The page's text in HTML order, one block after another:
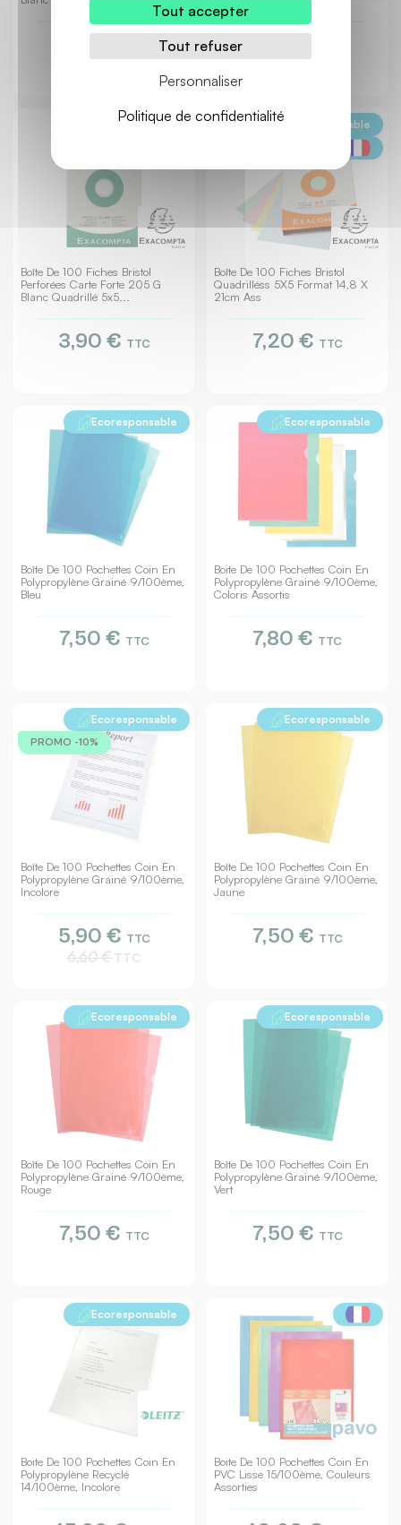
Tout accepter
Tout refuser
Personnaliser
Politique de confidentialité
Boîte De 100 Fiches Bristol
Perforées Carte Forte 205 G
Blanc Quadrillé 5x5...
Ecoresponsable
3,90 € TTC
Boîte De 100 Fiches Bristol
Quadrilléss 5X5 Format 14,8 X
21cm Ass
Ecoresponsable
7,20 € TTC
Boîte De 100 Pochettes Coin En
Polypropylène Grainé 9/100ème,
Bleu
Ecoresponsable
7,50 € TTC
Boite De 100 Pochettes Coin En
Polypropylène Grainé 9/100ème,
Coloris Assortis
Ecoresponsable
7,80 € TTC
Boîte De 100 Pochettes Coin En
Polypropylène Grainé 9/100ème,
Incolore
Ecoresponsable
PROMO -10%
6,60 €TTC
5,90 € TTC
Boîte De 100 Pochettes Coin En
Polypropylène Grainé 9/100ème,
Jaune
Ecoresponsable
7,50 € TTC
Boîte De 100 Pochettes Coin En
Polypropylène Grainé 9/100ème,
Rouge
Ecoresponsable
7,50 € TTC
Boîte De 100 Pochettes Coin En
Polypropylène Grainé 9/100ème,
Vert
Ecoresponsable
7,50 € TTC
Boite De 100 Pochettes Coin En
Polypropylène Recyclé
14/100ème, Incolore
Ecoresponsable
Boite De 100 Pochettes Coin En
PVC Lisse 15/100ème, Couleurs
Assorties